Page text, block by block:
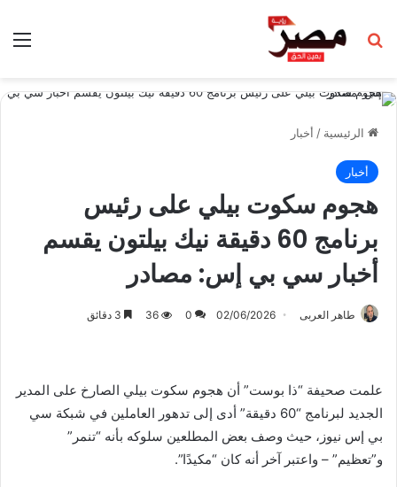
بحث عن
الرئيسية / أخبار
أخبار
هجوم سكوت بيلي على رئيس
برنامج 60 دقيقة نيك بيلتون يقسم
أخبار سي بي إس: مصادر
طاهر العربى 02/06/2026
0
36
علمت صحيفة “ذا بوست” أن هجوم سكوت بيلي الصارخ على المدير
الجديد لبرنامج “60 دقيقة” أدى إلى تدهور العاملين في شبكة سي
بي إس نيوز، حيث وصف بعض المطلعين سلوكه بأنه “تنمر”
و”تعظيم” – واعتبر آخر أنه كان “مكيدًا”.